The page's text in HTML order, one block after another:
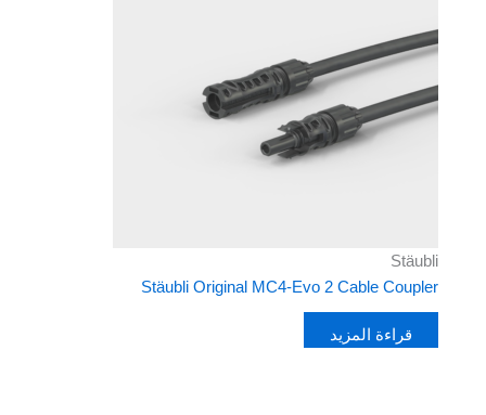
Stäubli
Stäubli Original MC4-Evo 2 Cable Coupler
قراءة المزيد